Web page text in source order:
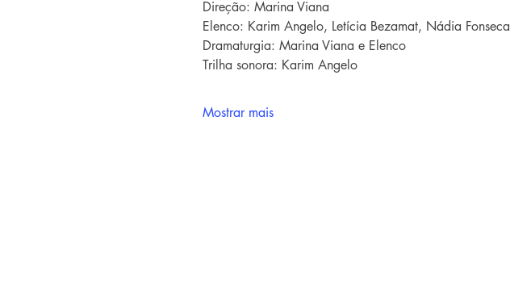
Direção: Marina Viana
Elenco: Karim Angelo, Letícia Bezamat, Nádia Fonseca
Dramaturgia: Marina Viana e Elenco
Trilha sonora: Karim Angelo
Mostrar mais